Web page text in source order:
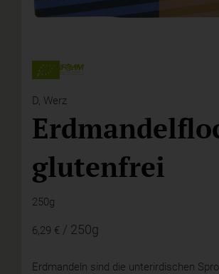
D, Werz
glutenfrei
250g
6,29 € / 250g
Erdmandeln sind die unterirdischen